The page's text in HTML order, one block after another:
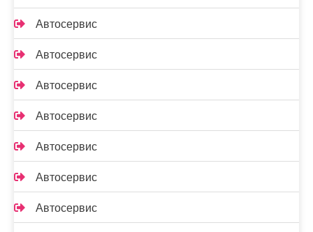
Автосервис
Автосервис
Автосервис
Автосервис
Автосервис
Автосервис
Автосервис